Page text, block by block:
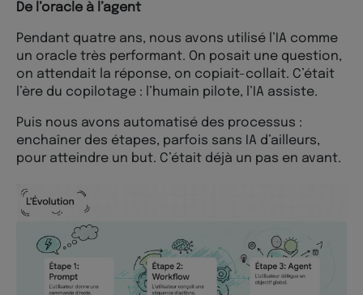
De l’oracle à l’agent
Pendant quatre ans, nous avons utilisé l’IA comme
un oracle très performant. On posait une question,
on attendait la réponse, on copiait-collait. C’était
l’ère du copilotage : l’humain pilote, l’IA assiste.
Puis nous avons automatisé des processus :
enchaîner des étapes, parfois sans IA d’ailleurs,
pour atteindre un but. C’était déjà un pas en avant.